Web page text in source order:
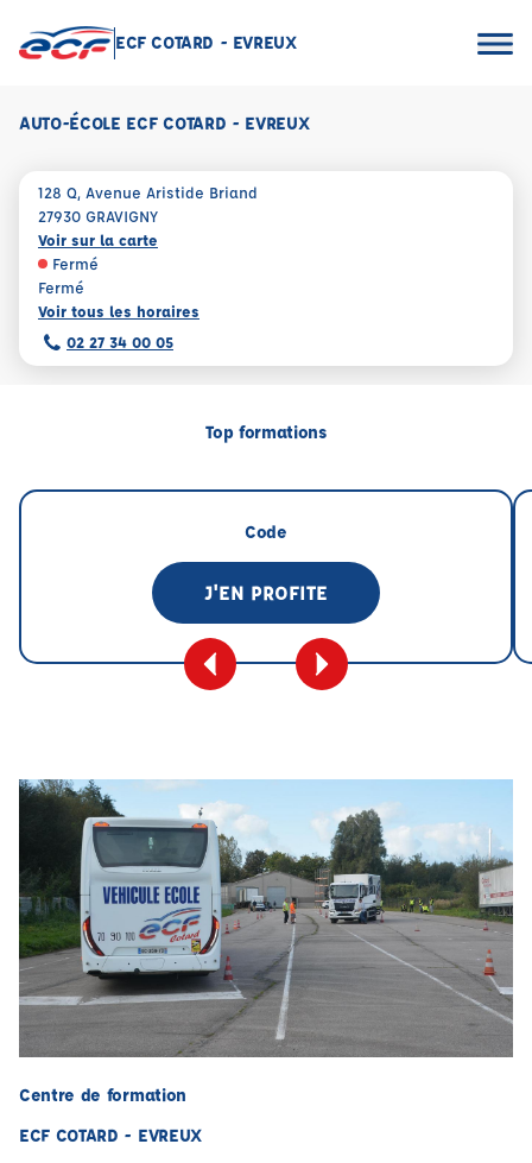
ECF COTARD - EVREUX
AUTO-ÉCOLE ECF COTARD - EVREUX
128 Q, Avenue Aristide Briand
27930 GRAVIGNY
Voir sur la carte
Fermé
Fermé
Voir tous les horaires
02 27 34 00 05
Top formations
Code
J'EN PROFITE
Centre de formation
ECF COTARD - EVREUX